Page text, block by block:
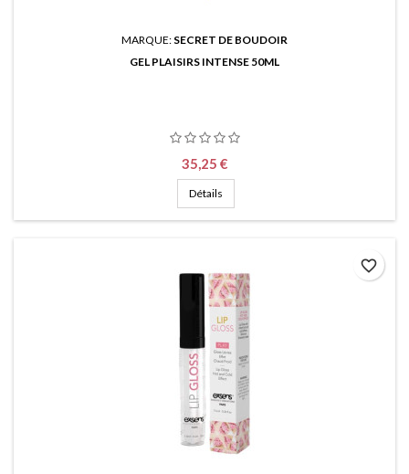
MARQUE: SECRET DE BOUDOIR
GEL PLAISIRS INTENSE 50ML
Prix
35,25 €
Détails
favorite_border